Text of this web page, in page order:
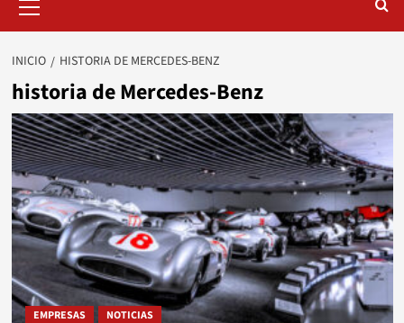
primario
INICIO HISTORIA DE MERCEDES-BENZ
historia de Mercedes-Benz
EMPRESAS NOTICIAS